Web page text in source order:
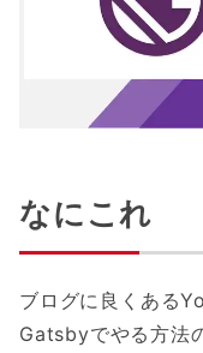
なにこれ
ブログに良くある
Gatsbyでやる方法